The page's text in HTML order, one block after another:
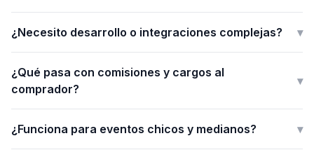
¿Necesito desarrollo o integraciones complejas? ▾
¿Qué pasa con comisiones y cargos al
comprador?
▾
¿Funciona para eventos chicos y medianos? ▾